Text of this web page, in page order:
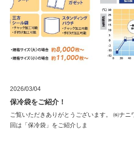
2026/03/04
保冷袋をご紹介！
ご覧いただきありがとうございます。 ㈱ナ
回は「保冷袋」をご紹介しま